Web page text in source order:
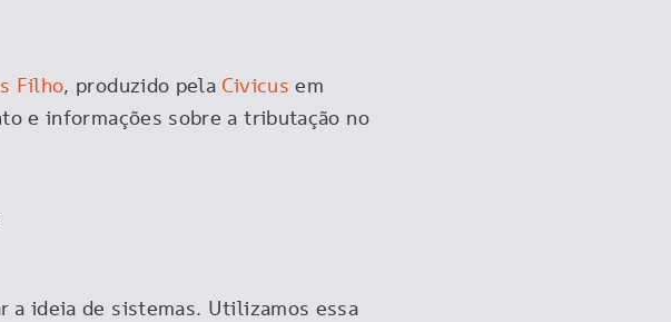
Filho, produzido pela Civicus em
e informações sobre a tributação no
a ideia de sistemas. Utilizamos essa